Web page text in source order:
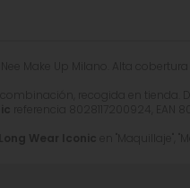
CI 42090 (Blue 1 Lake),